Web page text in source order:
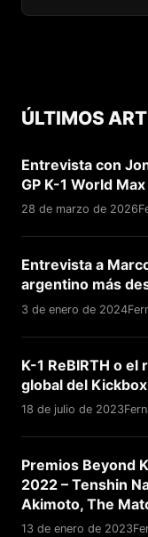
ÚLTIMOS
Entrevista con
GP K-1 World
28 de marzo de 2026
Entrevista a
argentino más
3 de enero de 2024
K-1 ReBIRTH o
global del
18 de julio de 2023
Premios Beyond
2022 – Tenshin
Akimoto, The
13 de enero de 2023